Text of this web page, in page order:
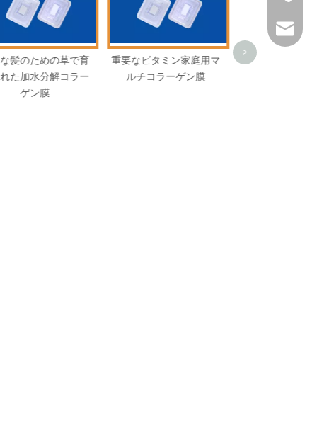
なビタミン家庭用マ
ルチコラーゲン膜
加水分解タンパク質家庭
用ビタミンCコラーゲン膜
女性のための
>